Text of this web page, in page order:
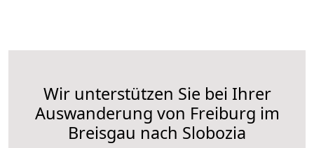
Wir unterstützen Sie bei Ihrer
Auswanderung von Freiburg im
Breisgau nach Slobozia